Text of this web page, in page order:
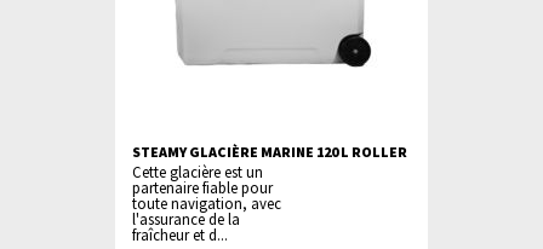
STEAMY GLACIÈRE MARINE 120 L ROLLER
Cette glacière est un
partenaire fiable pour
toute navigation, avec
l'assurance de la
fraîcheur et d...